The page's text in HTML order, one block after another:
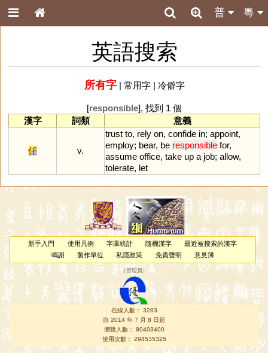
粵
普
英語搜索
所有字| 常用字| 冷僻字
[responsible], 找到 1 個
漢字
詞類 意義
任 v.
trust to, rely on, confide in; appoint,
employ; bear, be responsible for,
assume office, take up a job; allow,
tolerate, let
新手入門 使用凡例 字庫統計 隨機漢字
最近被搜索的漢字
鳴謝
製作單位 私隱政策 免責聲明 意見簿
（管理員 ）
在線人數： 3283
自 2014 年 7 月 8 日起
瀏覽人數： 80403400
使用次數： 294535325